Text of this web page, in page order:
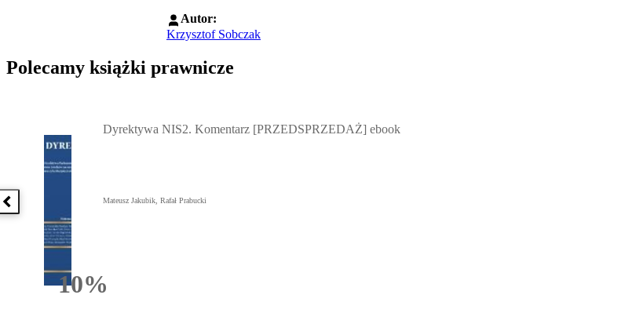
Autor:
Krzysztof Sobczak
Polecamy książki prawnicze
Poprzednia książka
10%Rabatu
Dyrektywa NIS2. Komentarz [PRZEDSPRZEDAŻ] ebook
Mateusz Jakubik, Rafał Prabucki